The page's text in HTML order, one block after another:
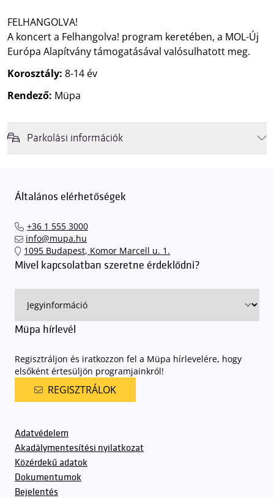
FELHANGOLVA!
A koncert a Felhangolva! program keretében, a MOL-Új
Európa Alapítvány támogatásával valósulhatott meg.
Korosztály: 8-14 év
Rendező: Müpa
Parkolási információk
érkezéskor megnövekedett várakozási idővel érdemes kalkulálni. Ezt
azt javasoljuk kedves közönségünknek, induljanak
találhassák meg a legideálisabb parkolóhelyet és
érkezhessenek meg előadásainkra
sorompókat rendszámfelismerő automatika nyitja.
ingyenes azon vendégeink számára, akik egy aznapi fizetős
rendjének részletes leírásaelérhető itt.
Általános elérhetőségek
+36 1 555 3000
info@mupa.hu
1095 Budapest, Komor Marcell u. 1.
Mivel kapcsolatban szeretne érdeklődni?
Müpa hírlevél
Regisztráljon és iratkozzon fel a Müpa hírlevelére, hogy
elsőként értesüljön programjainkról!
REGISZTRÁLOK
Adatvédelem
Akadálymentesítési nyilatkozat
Közérdekű adatok
Dokumentumok
Bejelentés